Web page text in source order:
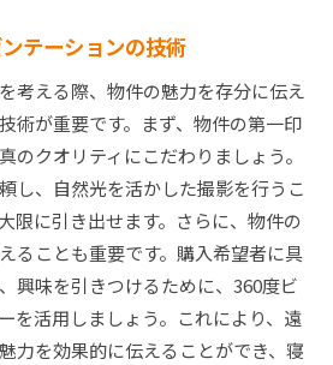
テーションの技術
考える際、物件の魅力を存分に伝え
術が重要です。まず、物件の第一印
のクオリティにこだわりましょう。
し、自然光を活かした撮影を行うこ
限に引き出せます。さらに、物件の
ることも重要です。購入希望者に具
興味を引きつけるために、360度ビ
を活用しましょう。これにより、遠
力を効果的に伝えることができ、寝